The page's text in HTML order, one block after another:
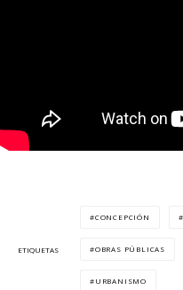
ETIQUETAS
CONCEPCIÓN
OBRAS PÚBLICAS
URBANISMO